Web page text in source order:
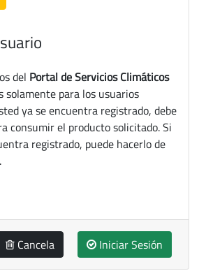
del Portal de Servicios Climáticos
solamente para los usuarios
ya se encuentra registrado, debe
consumir el producto solicitado. Si
registrado, puede hacerlo de
Cancela Iniciar Sesión